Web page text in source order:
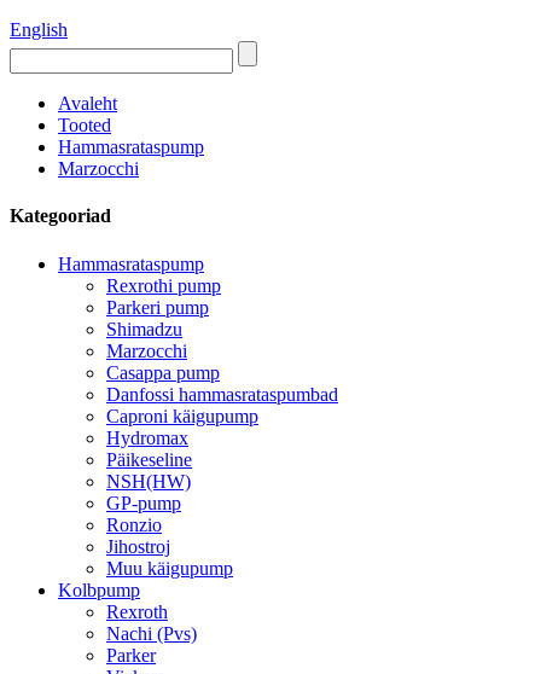
English
Avaleht
Tooted
Hammasrataspump
Marzocchi
Kategooriad
Hammasrataspump
Rexrothi pump
Parkeri pump
Shimadzu
Marzocchi
Casappa pump
Danfossi hammasrataspumbad
Caproni käigupump
Hydromax
Päikeseline
NSH(HW)
GP-pump
Ronzio
Jihostroj
Muu käigupump
Kolbpump
Rexroth
Nachi (Pvs)
Parker